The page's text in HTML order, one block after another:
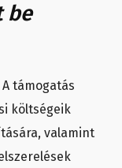
be
támogatás
költségeik
valamint